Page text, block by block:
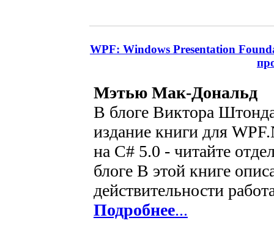
WPF: Windows Presentation
Мэтью Мак-Дональд
В блоге Виктора
издание книги для
на C# 5.0 - читайте
блоге В этой книге
действительности
Подробнее...